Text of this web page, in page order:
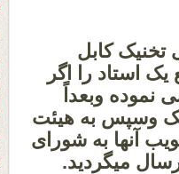
تخنیک کابل
استاد را اگر
نموده وبعداً
وسپس به هیئت
آنها به شورای
میگردید.